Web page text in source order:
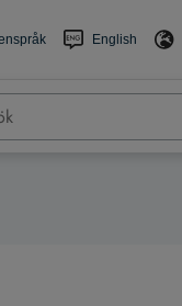
English